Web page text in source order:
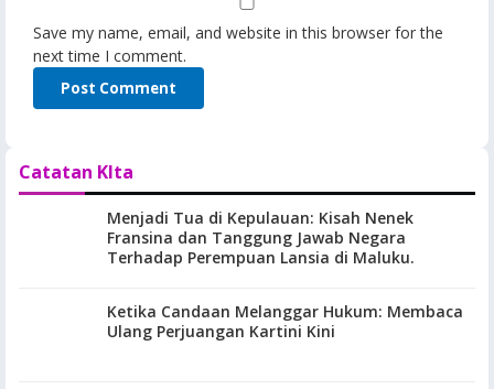
Save my name, email, and website in this browser for the
next time I comment.
Catatan KIta
Menjadi Tua di Kepulauan: Kisah Nenek
Fransina dan Tanggung Jawab Negara
Terhadap Perempuan Lansia di Maluku.
Ketika Candaan Melanggar Hukum: Membaca
Ulang Perjuangan Kartini Kini